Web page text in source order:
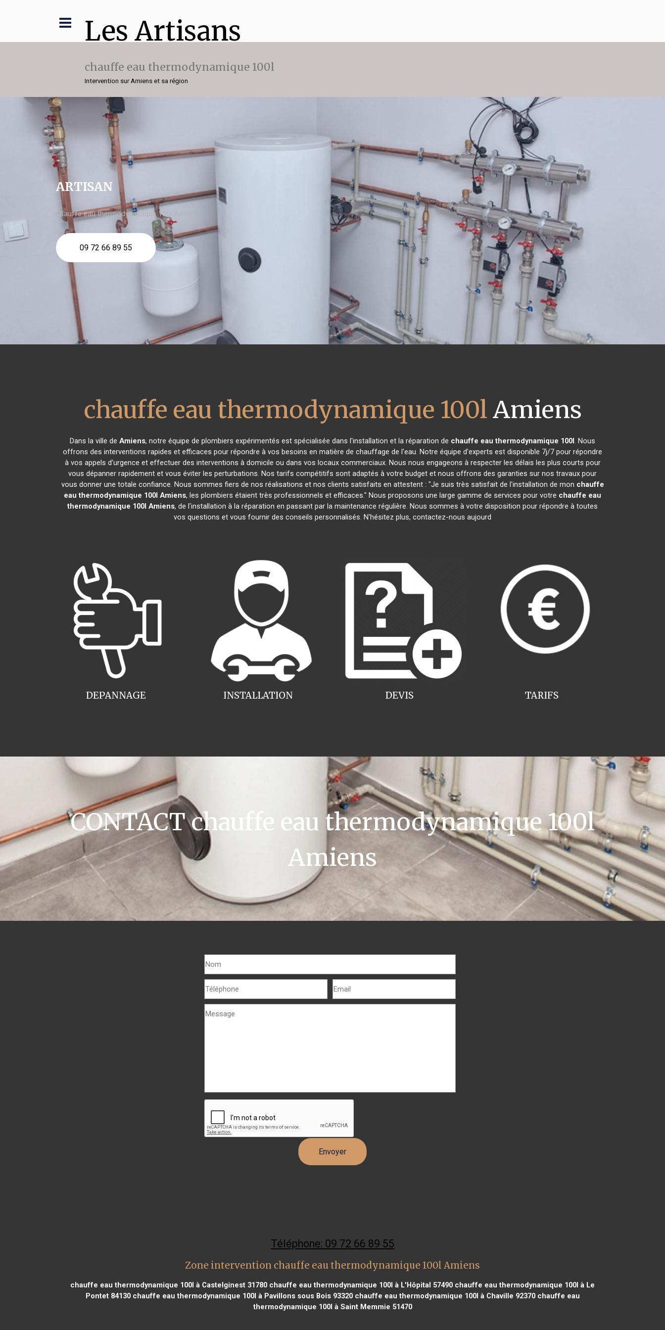
Les Artisans
chauffe eau thermodynamique 100l
Intervention sur Amiens et sa région
ARTISAN
chauffe eau thermodynamique 100l Amiens
09 72 66 89 55
chauffe eau thermodynamique 100l Amiens
Dans la ville de Amiens, notre équipe de plombiers expérimentés est spécialisée dans l'installation et la réparation de chauffe eau thermodynamique 100l. Nous
offrons des interventions rapides et efficaces pour répondre à vos besoins en matière de chauffage de l'eau. Notre équipe d'experts est disponible 7j/7 pour répondre
à vos appels d'urgence et effectuer des interventions à domicile ou dans vos locaux commerciaux. Nous nous engageons à respecter les délais les plus courts pour
vous dépanner rapidement et vous éviter les perturbations. Nos tarifs compétitifs sont adaptés à votre budget et nous offrons des garanties sur nos travaux pour
vous donner une totale confiance. Nous sommes fiers de nos réalisations et nos clients satisfaits en attestent : "Je suis très satisfait de l'installation de mon chauffe
eau thermodynamique 100l Amiens, les plombiers étaient très professionnels et efficaces." Nous proposons une large gamme de services pour votre chauffe eau
thermodynamique 100l Amiens, de l'installation à la réparation en passant par la maintenance régulière. Nous sommes à votre disposition pour répondre à toutes
vos questions et vous fournir des conseils personnalisés. N'hésitez plus, contactez-nous aujourd
INSTALLATION
DEPANNAGE TARIFS
DEVIS
CONTACT chauffe eau thermodynamique 100l
Amiens
Téléphone: 09 72 66 89 55
Zone intervention chauffe eau thermodynamique 100l Amiens
chauffe eau thermodynamique 100l à Castelginest 31780 chauffe eau thermodynamique 100l à L'Hôpital 57490 chauffe eau thermodynamique 100l à Le
Pontet 84130chauffe eau thermodynamique 100l à Pavillons sous Bois 93320chauffe eau thermodynamique 100l à Chaville 92370chauffe eau
thermodynamique 100l à Saint Memmie 51470